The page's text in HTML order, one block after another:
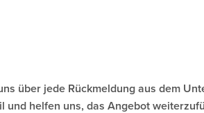
über jede Rückmeldung aus dem
und helfen uns, das Angebot